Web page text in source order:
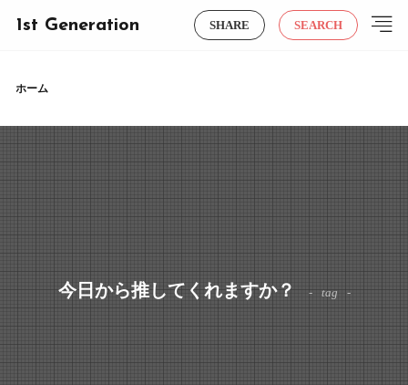
1st Generation SHARE SEARCH
ホーム
今日から推してくれますか？ tag